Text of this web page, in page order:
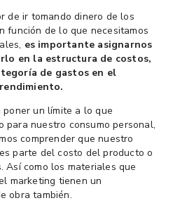
de ir tomando dinero de los
función de lo que necesitamos
es importante asignarnos
en la estructura de costos,
de gastos en el
un límite a lo que
para nuestro consumo personal,
comprender que nuestro
parte del costo del producto o
Así como los materiales que
marketing tienen un
obra también.